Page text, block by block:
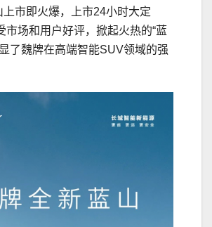
市即火爆，上市24小时大定
市场和用户好评，掀起火热的“蓝
了魏牌在高端智能SUV领域的强